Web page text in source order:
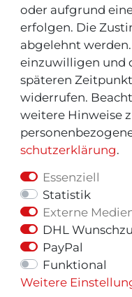
oder aufgrund
erfolgen. Die
abgelehnt
einzuwilligen und
späteren
widerrufen.
weitere Hinweise
schutz­erklärung.
Essenziell
Statistik
Externe
DHL
PayPal
Funktional
Weitere
© Copyright 2026 | Alle